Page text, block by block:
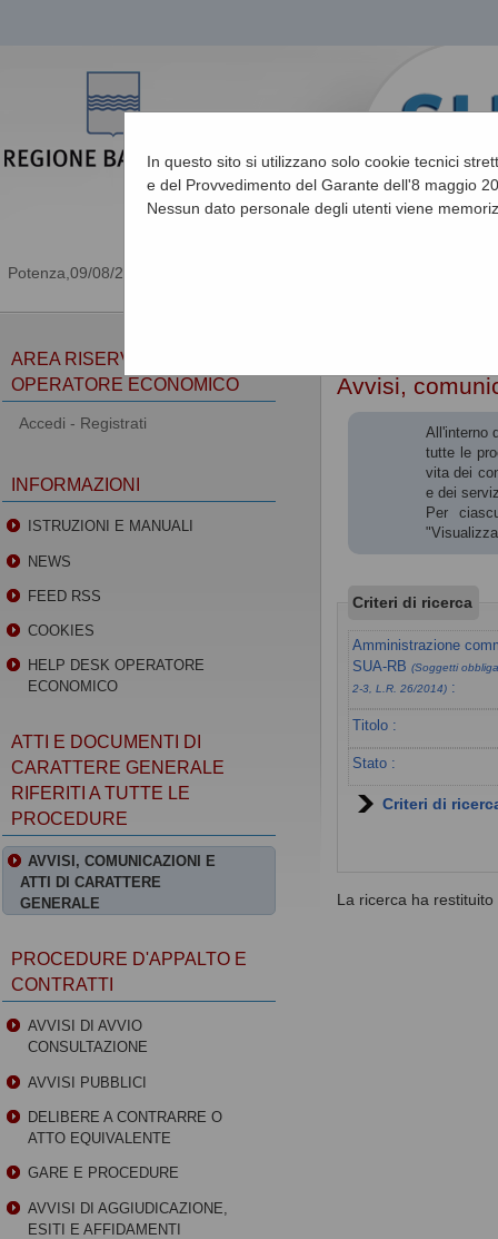
09/08/2026 17:13
In questo sito si utilizzano solo cookie tecnici
e del Provvedimento del Garante dell'8 maggio
Nessun dato personale degli utenti viene
Avvisi,
All'interno
tutte le
vita dei
e dei
Per
Criteri di ricerca
Amministrazione
SUA-RB(Soggetti
2-3, L.R. 26/2014) :
Titolo :
Stato :
Criteri di
La ricerca ha restituito
AREA RISERVATA
OPERATORE ECONOMICO
Accedi - Registrati
INFORMAZIONI
ISTRUZIONI E MANUALI
NEWS
FEED RSS
COOKIES
HELP DESK OPERATORE
ECONOMICO
ATTI E DOCUMENTI DI
CARATTERE GENERALE
RIFERITI A TUTTE LE
PROCEDURE
AVVISI, COMUNICAZIONI E
ATTI DI CARATTERE
GENERALE
PROCEDURE D'APPALTO E
CONTRATTI
AVVISI DI AVVIO
CONSULTAZIONE
AVVISI PUBBLICI
DELIBERE A CONTRARRE O
ATTO EQUIVALENTE
GARE E PROCEDURE
AVVISI DI AGGIUDICAZIONE,
ESITI E AFFIDAMENTI